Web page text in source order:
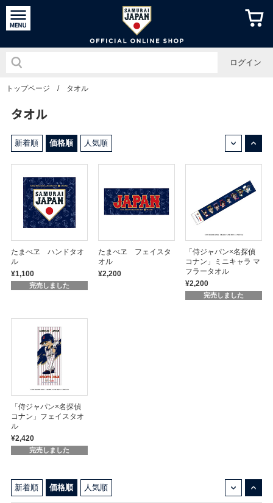
侍ジャパ
ログイン
トップページ / タオル
タオル
新着順 価格順 人気順
たまべヱ ハンドタオ
ル
¥1,100
完売しました
たまべヱ フェイスタ
オル
¥2,200
「侍ジャパン×名探偵
コナン」ミニキャラ マ
フラータオル
¥2,200
完売しました
「侍ジャパン×名探偵
コナン」フェイスタオ
ル
¥2,420
完売しました
新着順 価格順 人気順